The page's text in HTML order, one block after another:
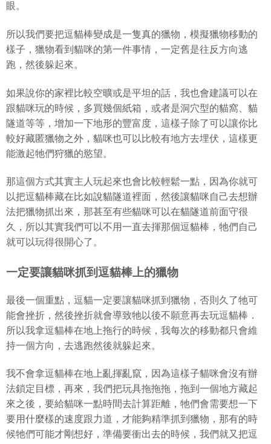
眼。
所以我們要把逗貓棒變成是一隻真的獵物，模擬獵物移動的
樣子，獵物看到貓咪的第一件事情，一定舊是往反方向逃
跑，然後躲起來。
如果說你的家裡比較空曠或是平坦的話，我也會建議可以在
跟貓咪玩的時候，多買幾個紙箱，或者是洞穴型的貓窩、貓
隧道等等，增加一下地形的豐富度，這樣子除了可以讓你比
較好藏匿獵物之外，貓咪也可以比較有地方去埋伏，這樣更
能激起牠們狩獵的慾望。
那這個方式其實主人玩起來也會比較輕鬆一點，因為你就可
以把逗貓棒藏在比如說貓隧道裡面，然後讓貓咪自己去想辦
法把獵物抓出來，那甚至有些貓咪可以在貓隧道前面守很
久，所以其實我們可以不用一直去揮那個逗貓棒，牠們自己
就可以玩得很開心了。
一定要讓貓咪抓到逗貓棒上的獵物
最後一個重點，逗貓一定要讓貓咪抓到獵物，否則久了牠可
能會挫折，然後挫折就會導致牠以後不願意再去玩逗貓棒．
所以我拿逗貓棒在地上拖行的時候，我每次的移動都只會維
持一個方向，去逃跑然後就躲起來。
我不會拿逗貓棒在地上亂揮亂竄，因為這樣子貓咪會沒有辦
法鎖定目標，再來，我們把玩具拖拖拖，拖到一個地方藏起
來之後，要給貓咪一點時間去計算距離，牠們會需要想一下
要用什麼樣的速度跟力道，才能夠精準抓到獵物，那有的時
候牠們可能才剛想好，準備要衝出去的時候，我們就又把逗